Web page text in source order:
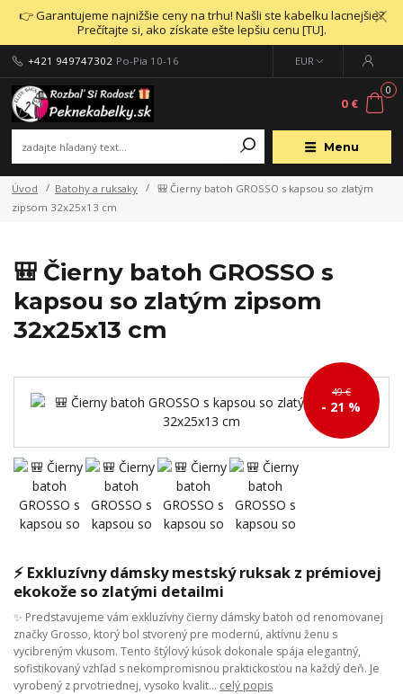
👉 Garantujeme najnižšie ceny na trhu! Našli ste kabelku lacnejšie?
Prečítajte si, ako získate ešte lepšiu cenu [TU].
Menu
EUR
+421 949747302 Po-Pia 10-16
0
0 €
Úvod Batohy a ruksaky
🎒 Čierny batoh GROSSO s kapsou so zlatým
zipsom 32x25x13 cm
🎒 Čierny batoh GROSSO s
kapsou so zlatým zipsom
32x25x13 cm
49 €
- 21 %
⚡ Exkluzívny dámsky mestský ruksak z prémiovej
ekokože so zlatými detailmi
✨ Predstavujeme vám exkluzívny čierny dámsky batoh od renomovanej
značky Grosso, ktorý bol stvorený pre modernú, aktívnu ženu s
vycibreným vkusom. Tento štýlový kúsok dokonale spája elegantný,
sofistikovaný vzhľad s nekompromisnou praktickosťou na každý deň. Je
vyrobený z prvotriednej, vysoko kvalit... celý popis